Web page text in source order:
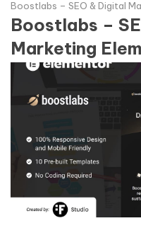
Boostlabs – SEO & Digital
Boostlabs –
Marketing